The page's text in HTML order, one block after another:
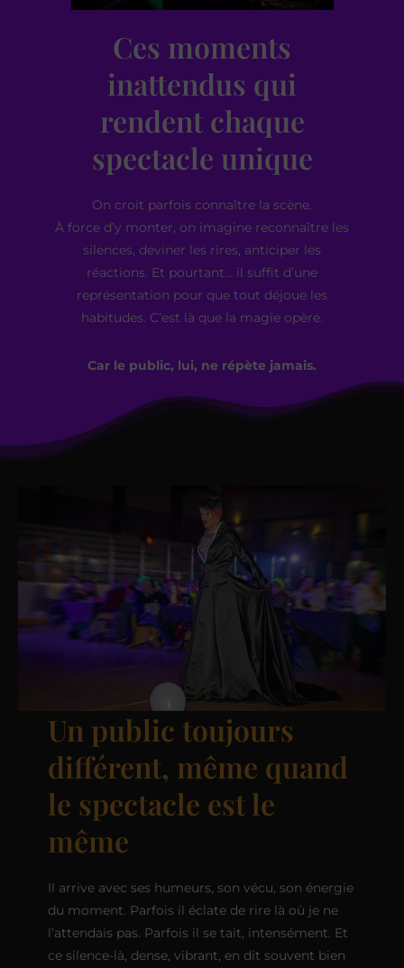
Ces moments
inattendus qui
rendent chaque
spectacle unique
On croit parfois connaître la scène.
À force d’y monter, on imagine reconnaître les
silences, deviner les rires, anticiper les
réactions. Et pourtant… il suffit d’une
représentation pour que tout déjoue les
habitudes. C’est là que la magie opère.
Car le public, lui, ne répète jamais.
Un public toujours
différent, même quand
le spectacle est le
même
Il arrive avec ses humeurs, son vécu, son énergie
du moment. Parfois il éclate de rire là où je ne
l’attendais pas. Parfois il se tait, intensément. Et
ce silence-là, dense, vibrant, en dit souvent bien